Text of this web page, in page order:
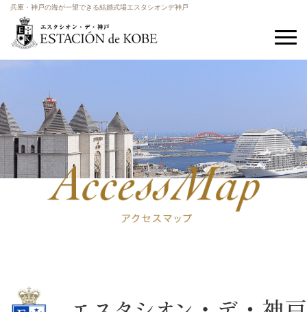
兵庫・神戸の海が一望できる結婚式場エスタシオンデ神戸